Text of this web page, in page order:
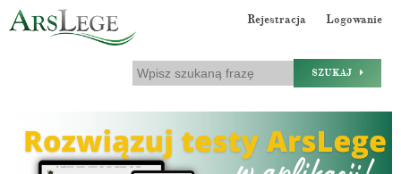
Rejestracja Logowanie
SZUKAJ